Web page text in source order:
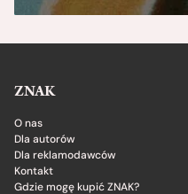
ZNAK
O nas
Dla autorów
Dla reklamodawców
Kontakt
Gdzie mogę kupić ZNAK?